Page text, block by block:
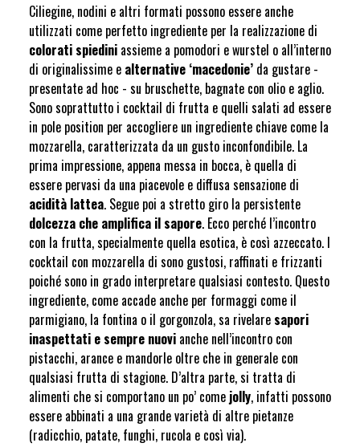
Ciliegine, nodini e altri formati possono essere anche
utilizzati come perfetto ingrediente per la realizzazione di
colorati spiedini assieme a pomodori e wurstel o all’interno
di originalissime e alternative ‘macedonie’ da gustare -
presentate ad hoc - su bruschette, bagnate con olio e aglio.
Sono soprattutto i cocktail di frutta e quelli salati ad essere
in pole position per accogliere un ingrediente chiave come la
mozzarella, caratterizzata da un gusto inconfondibile. La
prima impressione, appena messa in bocca, è quella di
essere pervasi da una piacevole e diffusa sensazione di
acidità lattea. Segue poi a stretto giro la persistente
dolcezza che amplifica il sapore. Ecco perché l’incontro
con la frutta, specialmente quella esotica, è così azzeccato. I
cocktail con mozzarella di sono gustosi, raffinati e frizzanti
poiché sono in grado interpretare qualsiasi contesto. Questo
ingrediente, come accade anche per formaggi come il
parmigiano, la fontina o il gorgonzola, sa rivelare sapori
inaspettati e sempre nuovi anche nell’incontro con
pistacchi, arance e mandorle oltre che in generale con
qualsiasi frutta di stagione. D’altra parte, si tratta di
alimenti che si comportano un po’ come jolly, infatti possono
essere abbinati a una grande varietà di altre pietanze
(radicchio, patate, funghi, rucola e così via).